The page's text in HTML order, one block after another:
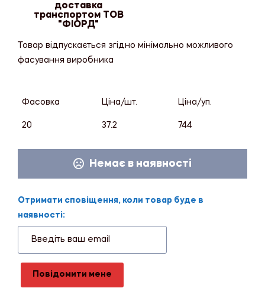
доставка
транспортом ТОВ
"ФІОРД"
Товар відпускається згідно мінімально можливого
фасування виробника
Фасовка Ціна/шт. Ціна/уп.
20 37.2 744
Немає в наявності
Отримати сповіщення, коли товар буде в
наявності:
Повідомити мене